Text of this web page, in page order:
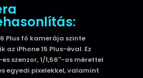
Plus fő kamerája szinte
az iPhone 15 Plus-éval. Ez
szenzor, 1/1,56″-os mérettel
egyedi pixelekkel, valamint